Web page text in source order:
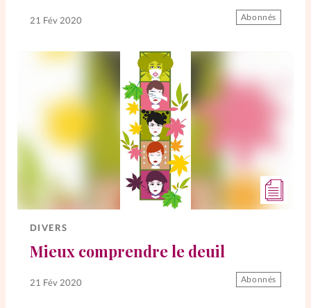
21 Fév 2020 Abonnés
DIVERS
Mieux comprendre le deuil
21 Fév 2020 Abonnés